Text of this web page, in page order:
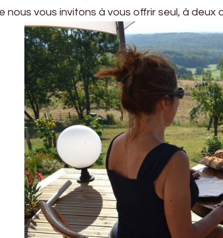
nous vous invitons à vous offrir seul, à deux